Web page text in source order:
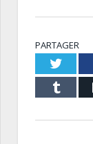
PARTAGER